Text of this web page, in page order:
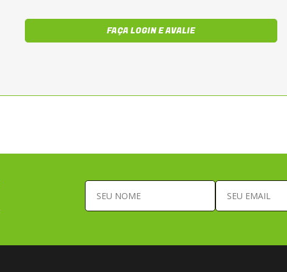
FAÇA LOGIN E AVALIE